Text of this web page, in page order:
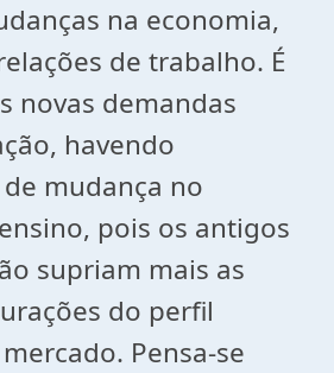
na economia,
de trabalho. É
novas demandas
havendo
mudança no
pois os antigos
supriam mais as
do perfil
Pensa-se